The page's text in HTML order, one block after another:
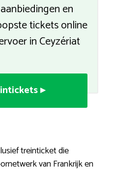
en
tickets online
in Ceyzériat
▸
treinticket die
van Frankrijk en